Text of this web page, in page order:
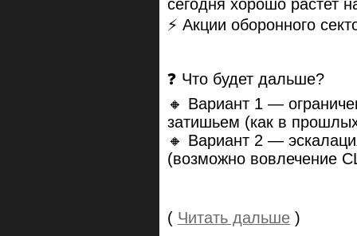
сегодня хорошо растет
⚡ Акции оборонного
❓ Что будет дальше?
🔸 Вариант 1 —
затишьем (как в
🔸 Вариант 2 —
(возможно вовлечение
( Читать дальше )